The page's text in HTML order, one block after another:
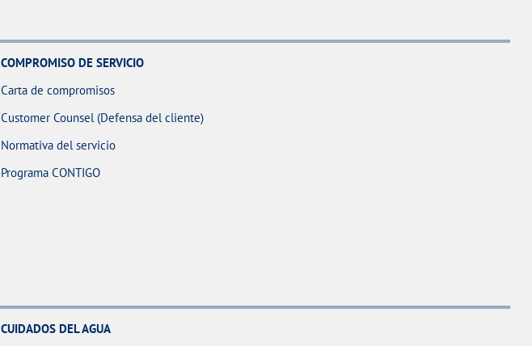
COMPROMISO DE SERVICIO
Carta de compromisos
Customer Counsel (Defensa del cliente)
Normativa del servicio
Programa CONTIGO
CUIDADOS DEL AGUA